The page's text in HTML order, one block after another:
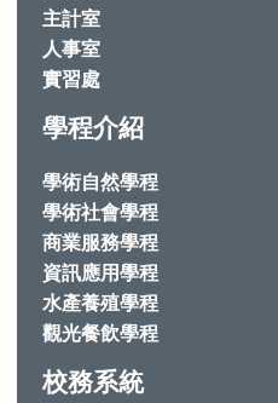
主計室
人事室
實習處
學程介紹
學術自然學程
學術社會學程
商業服務學程
資訊應用學程
水產養殖學程
觀光餐飲學程
校務系統